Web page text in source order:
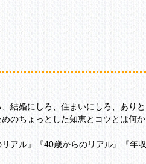
結婚にしろ、住まいにしろ、ありと
のちょっとした知恵とコツとは何か
アル』『40歳からのリアル』『年収